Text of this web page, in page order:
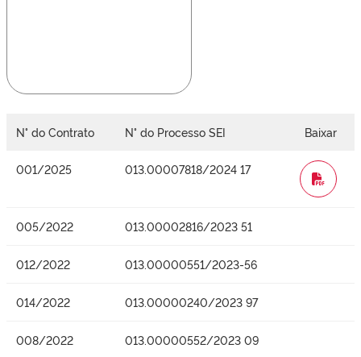
N° do Contrato N° do Processo SEI Baixar
001/2025 013.00007818/2024 17
WORD
005/2022 013.00002816/2023 51
012/2022 013.00000551/2023-56
014/2022 013.00000240/2023 97
008/2022 013.00000552/2023 09